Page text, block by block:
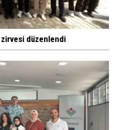
düzenlendi